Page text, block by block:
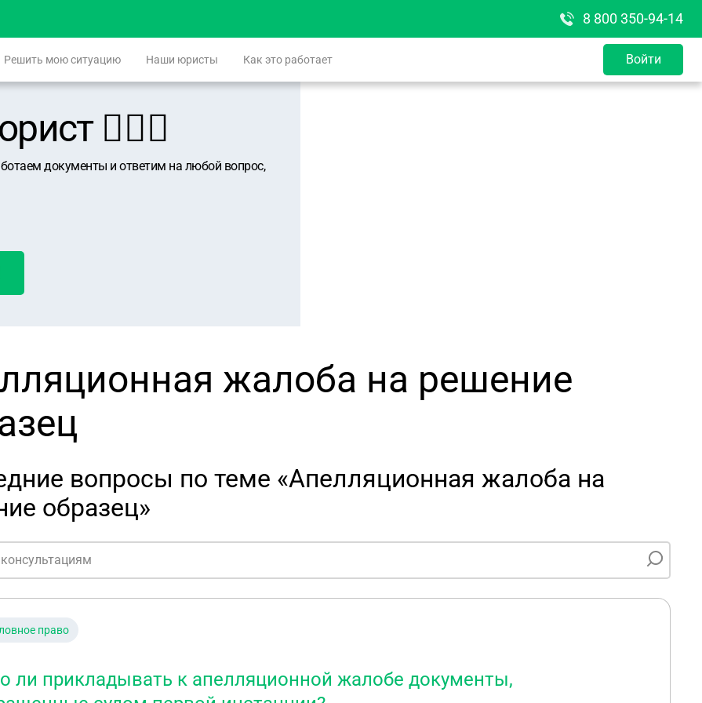
8 800 350-94-14
Решить мою ситуацию Наши юристы Как это работает Войти
👨🏻‍⚖️
документы и ответим на любой вопрос,
жалоба на решение
вопросы по теме «Апелляционная жалоба на
образец»
право
ли прикладывать к апелляционной жалобе документы,